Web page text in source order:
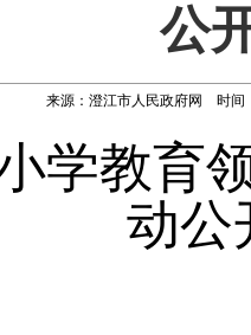
公
来源：澄江市人民政府网 时间
学教育
动公